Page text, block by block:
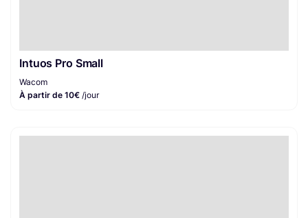
Intuos Pro Small
Wacom
À partir de 10€ /jour